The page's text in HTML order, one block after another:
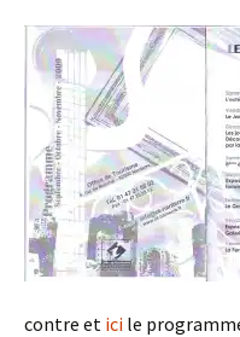
contre et ici le